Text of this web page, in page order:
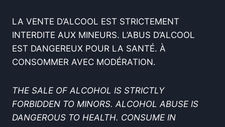
LA VENTE D’ALCOOL EST STRICTEMENT
INTERDITE AUX MINEURS. L’ABUS D’ALCOOL
EST DANGEREUX POUR LA SANTÉ. À
CONSOMMER AVEC MODÉRATION.
THE SALE OF ALCOHOL IS STRICTLY
FORBIDDEN TO MINORS. ALCOHOL ABUSE IS
DANGEROUS TO HEALTH. CONSUME IN